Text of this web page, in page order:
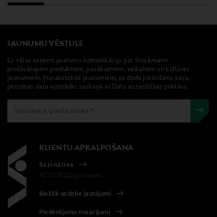
Ražotājs
Ražotāja adrese
Via Fogazzaro 28, 20135 Milan, Italy
Digitālā adrese
client.service.eu@prada.com
Atslēgvārdi
JAUNUMU VĒSTULE
Es vēlos saņemt jaunumu komunikāciju par Stockmann
piedāvātajiem produktiem, pasākumiem, veikaliem un kultūras
jaunumiem. Pierakstoties jaunumiem, es dodu piekrišanu savu
personas datu apstrādei saskaņā ar Datu aizsardzības politiku.
KLIENTU APKALPOŠANA
Sazināties
+371 67071222(pvm/mpm)
Biežāk uzdotie jautājumi
Piedāvājumu nosacījumi